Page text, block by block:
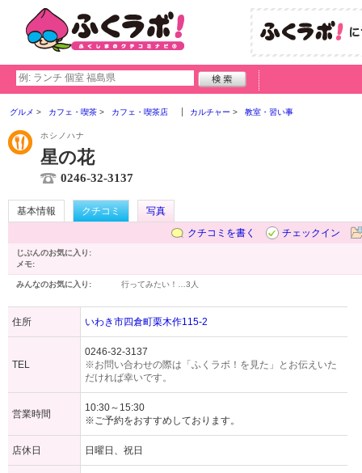
グルメ カフェ・喫茶 カフェ・喫茶店 カルチャー 教室・習い事
ホシノハナ
星の花
0246-32-3137
基本情報 クチコミ
写真
クチコミを書く
チェックイン
じぶんのお気に入り:
メモ:
みんなのお気に入り: 行ってみたい！… 3人
住所 いわき市四倉町栗木作115-2
TEL
0246-32-3137
※お問い合わせの際は「ふくラボ！を見た」とお伝えいた
だければ幸いです。
営業時間
10:30～15:30
※ご予約をおすすめしております。
店休日 日曜日、祝日